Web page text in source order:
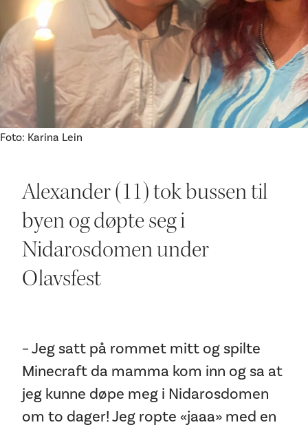
Ditt besøk
Foto: Karina Lein
Alexander (11) tok bussen til
byen og døpte seg i
Nidarosdomen under
Olavsfest
– Jeg satt på rommet mitt og spilte
Minecraft da mamma kom inn og sa at
jeg kunne døpe meg i Nidarosdomen
om to dager! Jeg ropte «jaaa» med en